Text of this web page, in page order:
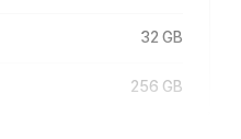
32 GB
256 GB